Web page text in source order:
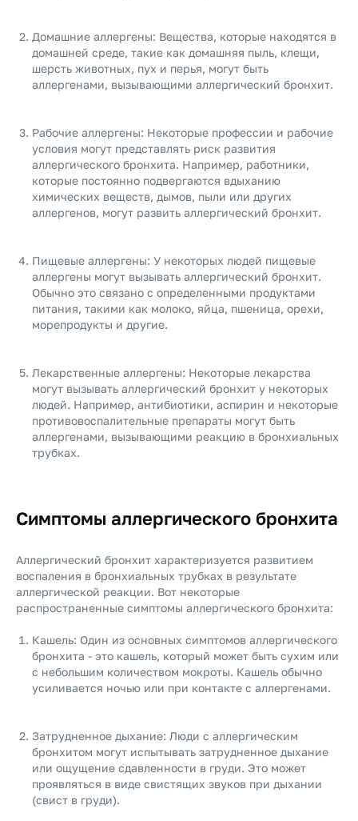
Домашние аллергены: Вещества, которые находятся в
домашней среде, такие как домашняя пыль, клещи,
шерсть животных, пух и перья, могут быть
аллергенами, вызывающими аллергический бронхит.
Рабочие аллергены: Некоторые профессии и рабочие
условия могут представлять риск развития
аллергического бронхита. Например, работники,
которые постоянно подвергаются вдыханию
химических веществ, дымов, пыли или других
аллергенов, могут развить аллергический бронхит.
Пищевые аллергены: У некоторых людей пищевые
аллергены могут вызывать аллергический бронхит.
Обычно это связано с определенными продуктами
питания, такими как молоко, яйца, пшеница, орехи,
морепродукты и другие.
Лекарственные аллергены: Некоторые лекарства
могут вызывать аллергический бронхит у некоторых
людей. Например, антибиотики, аспирин и некоторые
противовоспалительные препараты могут быть
аллергенами, вызывающими реакцию в бронхиальных
трубках.
Симптомы аллергического бронхита
Аллергический бронхит характеризуется развитием
воспаления в бронхиальных трубках в результате
аллергической реакции. Вот некоторые
распространенные симптомы аллергического бронхита:
Кашель: Один из основных симптомов аллергического
бронхита - это кашель, который может быть сухим или
с небольшим количеством мокроты. Кашель обычно
усиливается ночью или при контакте с аллергенами.
Затрудненное дыхание: Люди с аллергическим
бронхитом могут испытывать затрудненное дыхание
или ощущение сдавленности в груди. Это может
проявляться в виде свистящих звуков при дыхании
(свист в груди).